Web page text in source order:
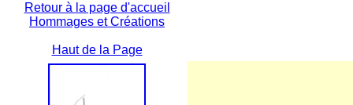
Retour à la page d'accueil
Hommages et Créations
Haut de la Page